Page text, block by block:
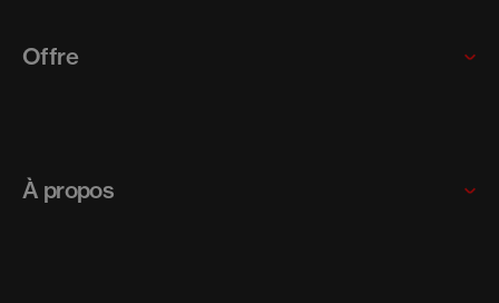
Offre
Startups et scaleups
À propos